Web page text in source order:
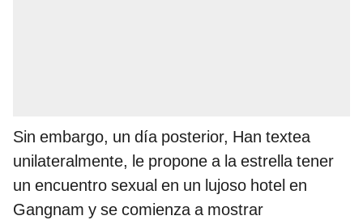
Sin embargo, un día posterior, Han textea
unilateralmente, le propone a la estrella tener
un encuentro sexual en un lujoso hotel en
Gangnam y se comienza a mostrar